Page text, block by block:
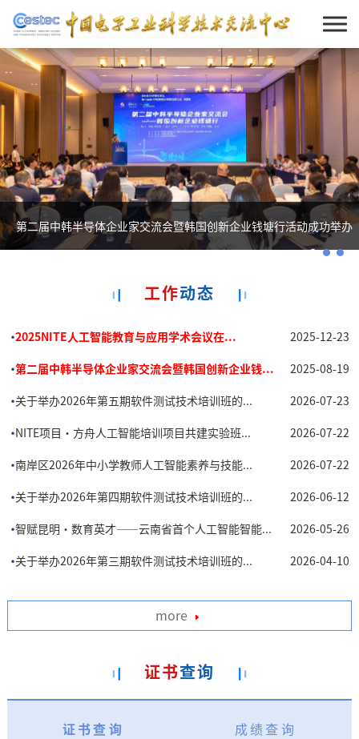
第二届中韩半导体企业家交流会暨韩国创新企业钱塘行活动成功举办
工作动态
•2025NITE人工智能教育与应用学术会议在...
2025-12-23
•第二届中韩半导体企业家交流会暨韩国创新企业钱...
2025-08-19
•关于举办2026年第五期软件测试技术培训班的...
2026-07-23
•NITE项目·方舟人工智能培训项目共建实验班...
2026-07-22
•南岸区2026年中小学教师人工智能素养与技能...
2026-07-22
•关于举办2026年第四期软件测试技术培训班的...
2026-06-12
•智赋昆明·数育英才——云南省首个人工智能智能...
2026-05-26
•关于举办2026年第三期软件测试技术培训班的... 2026-04-10
more
证书查询
证书查询 成绩查询